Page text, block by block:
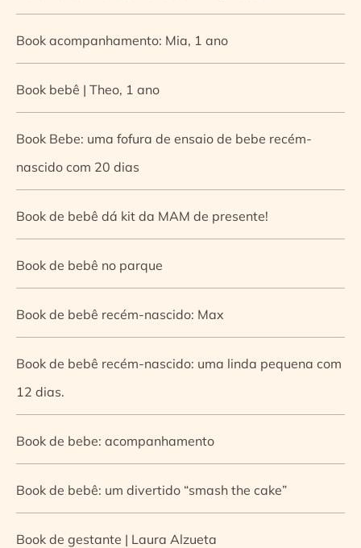
Book acompanhamento: Mia, 1 ano
Book bebê | Theo, 1 ano
Book Bebe: uma fofura de ensaio de bebe recém-
nascido com 20 dias
Book de bebê dá kit da MAM de presente!
Book de bebê no parque
Book de bebê recém-nascido: Max
Book de bebê recém-nascido: uma linda pequena com
12 dias.
Book de bebe: acompanhamento
Book de bebê: um divertido “smash the cake”
Book de gestante | Laura Alzueta